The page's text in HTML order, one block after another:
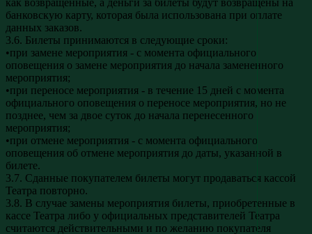
банковскую карту, которая была использована при оплате
данных заказов.
3.6. Билеты принимаются в следующие сроки:
•при замене мероприятия - с момента официального
оповещения о замене мероприятия до начала замененного
мероприятия;
•при переносе мероприятия - в течение 15 дней с момента
официального оповещения о переносе мероприятия, но не
позднее, чем за двое суток до начала перенесенного
мероприятия;
•при отмене мероприятия - с момента официального
оповещения об отмене мероприятия до даты, указанной в
билете.
3.7. Сданные покупателем билеты могут продаваться кассой
Театра повторно.
3.8. В случае замены мероприятия билеты, приобретенные в
кассе Театра либо у официальных представителей Театра
считаются действительными и по желанию покупателя